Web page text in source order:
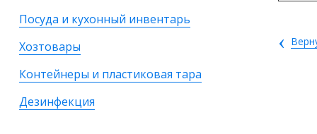
Посуда и кухонный инвентарь
Хозтовары
Контейнеры и пластиковая тара
Дезинфекция
‹